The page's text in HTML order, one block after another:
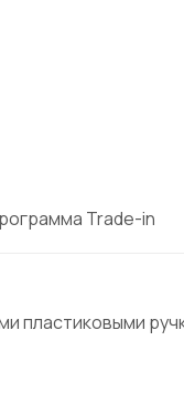
Trade-in